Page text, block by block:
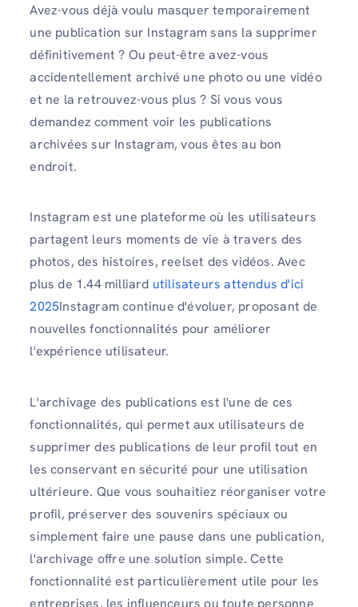
Avez-vous déjà voulu masquer temporairement
une publication sur Instagram sans la supprimer
définitivement ? Ou peut-être avez-vous
accidentellement archivé une photo ou une vidéo
et ne la retrouvez-vous plus ? Si vous vous
demandez comment voir les publications
archivées sur Instagram, vous êtes au bon
endroit.
Instagram est une plateforme où les utilisateurs
partagent leurs moments de vie à travers des
photos, des histoires, reelset des vidéos. Avec
plus de 1.44 milliard utilisateurs attendus d'ici
2025Instagram continue d'évoluer, proposant de
nouvelles fonctionnalités pour améliorer
l'expérience utilisateur.
L'archivage des publications est l'une de ces
fonctionnalités, qui permet aux utilisateurs de
supprimer des publications de leur profil tout en
les conservant en sécurité pour une utilisation
ultérieure. Que vous souhaitiez réorganiser votre
profil, préserver des souvenirs spéciaux ou
simplement faire une pause dans une publication,
l'archivage offre une solution simple. Cette
fonctionnalité est particulièrement utile pour les
entreprises, les influenceurs ou toute personne